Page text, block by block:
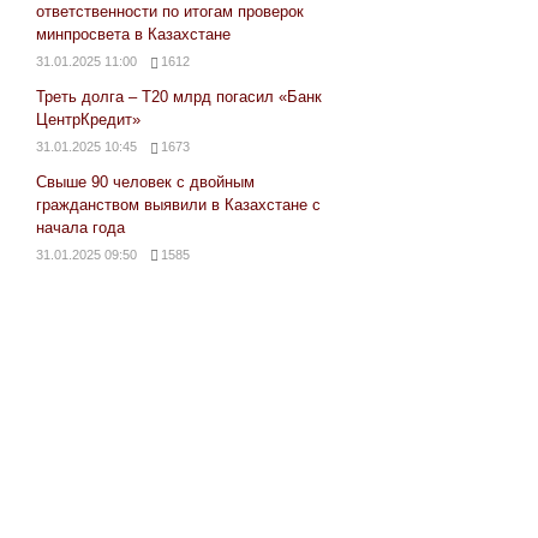
ответственности по итогам проверок
минпросвета в Казахстане
31.01.2025 11:00 1612
Треть долга – Т20 млрд погасил «Банк
ЦентрКредит»
31.01.2025 10:45 1673
Свыше 90 человек с двойным
гражданством выявили в Казахстане с
начала года
31.01.2025 09:50 1585